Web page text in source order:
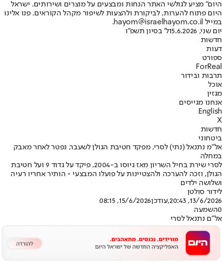
היום" מציע לגולשי האתר הנחות ומבצעים על מוצרים ושירותים. ישראל
היום פתוח להערות, לביקורת ולהצעות לשיפור מקהל הקוראים. פנו אלינו
במייל hayom@israelhayom.co.il.
יום שני, 15.6.2026
ל' בסיון תשפ"ו
חדשות
דעות
ספורט
ForReal
תרבות ובידור
אוכל
מגזין
אנחנו מגייסים
English
X
חדשות
ביטחוני
אל"מ נתנאל (נתי) לסרי, מפקד חטיבת הגולן לשעבר, נפטר לאחר מאבק
במחלה
לסרי שירת בחיל השריון מאז גיוסו ב-2004, פיקד על גדוד 9 ועל חטיבת
הגולן, וזכה להערכה ולהצטיינות על פועלו המבצעי • הותיר אחריו רעיה
ושלושה ילדים
לידור סולטן
13/6/2026, 20:43
,עודכן15/6/2026, 08:15
0השמעה
אל"ם נתנאל לסרי